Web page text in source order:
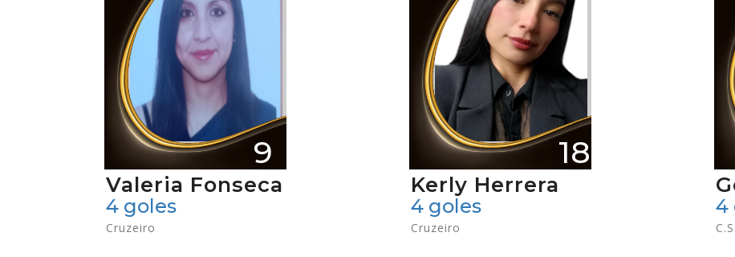
9
Valeria Fonseca
4 goles
Cruzeiro
18
Kerly Herrera
4 goles
Cruzeiro
4